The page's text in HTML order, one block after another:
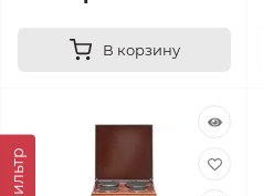
Фильтр
В корзину